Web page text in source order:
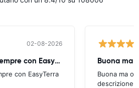
02-08-2026
Ottimo. Prenoto sempre con EasyTerra
con EasyTerra
Buona ma
Buona ma
descrizione